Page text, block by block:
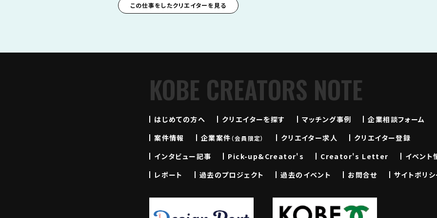
この仕事をしたクリエイターを見る
KOBE CREATORS NOTE
はじめての方へ クリエイターを探す マッチング事例
企業相談フォーム
案件情報
企業案件（会員限定） クリエイター求人
クリエイター登録
インタビュー記事
Pick-up&Creator's Creator's Letter
イベント
レポート
過去のプロジェクト 過去のイベント お問合せ サイトポリ